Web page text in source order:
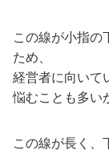
この線が小指の
ため、
経営者に向いて
悩むことも多い
この線が長く、